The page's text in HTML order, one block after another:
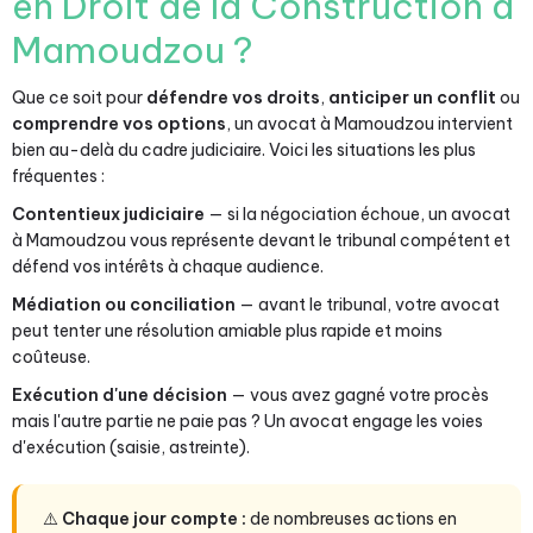
Mamoudzou ?
Que ce soit pour défendre vos droits, anticiper un conflit ou
comprendre vos options, un avocat à Mamoudzou intervient
bien au-delà du cadre judiciaire. Voici les situations les plus
fréquentes :
Contentieux judiciaire — si la négociation échoue, un avocat
à Mamoudzou vous représente devant le tribunal compétent et
défend vos intérêts à chaque audience.
Médiation ou conciliation — avant le tribunal, votre avocat
peut tenter une résolution amiable plus rapide et moins
coûteuse.
Exécution d'une décision — vous avez gagné votre procès
mais l'autre partie ne paie pas ? Un avocat engage les voies
d'exécution (saisie, astreinte).
⚠️ Chaque jour compte : de nombreuses actions en